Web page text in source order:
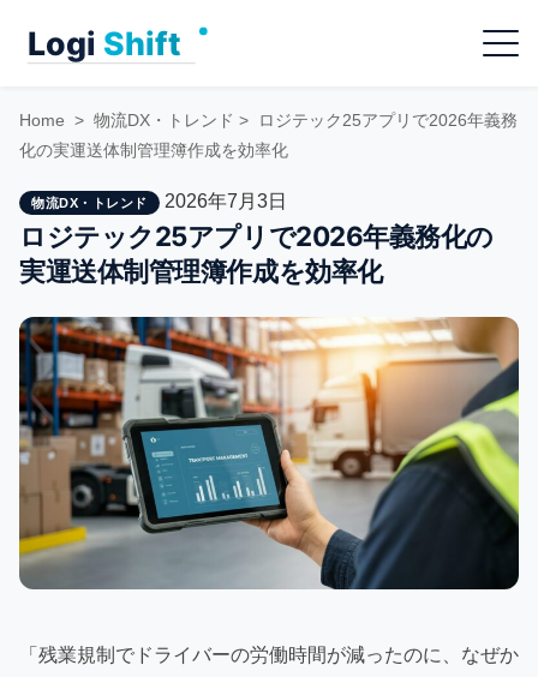
Menu
Home > 物流DX・トレンド >
ロジテック25アプリで2026年義務
化の実運送体制管理簿作成を効率化
物流DX・トレンド 2026年7月3日
ロジテック25アプリで2026年義務化の
実運送体制管理簿作成を効率化
「残業規制でドライバーの労働時間が減ったのに、なぜか